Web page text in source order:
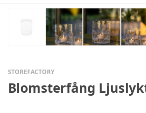
STOREFACTORY
Blomsterfång